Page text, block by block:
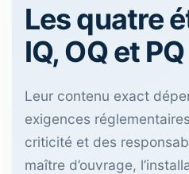
Les quatre
IQ, OQ et PQ
Leur contenu exact
exigences
criticité et des
maître d’ouvrage,